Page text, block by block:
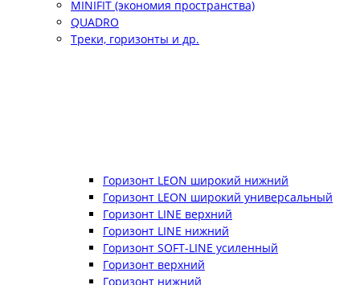
MINIFIT (экономия пространства)
QUADRO
Треки, горизонты и др.
Горизонт LEON широкий нижний
Горизонт LEON широкий универсальный
Горизонт LINE верхний
Горизонт LINE нижний
Горизонт SOFT-LINE усиленный
Горизонт верхний
Горизонт нижний